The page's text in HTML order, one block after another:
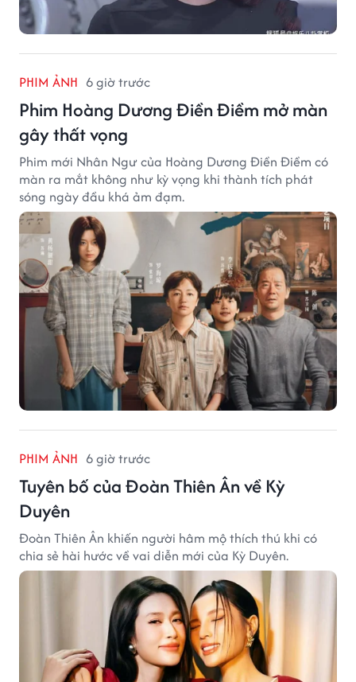
PHIM ẢNH 6 giờ trước
Phim Hoàng Dương Điền Điềm mở màn
gây thất vọng
Phim mới Nhân Ngư của Hoàng Dương Điền Điềm có
màn ra mắt không như kỳ vọng khi thành tích phát
sóng ngày đầu khá ảm đạm.
PHIM ẢNH 6 giờ trước
Tuyên bố của Đoàn Thiên Ân về Kỳ
Duyên
Đoàn Thiên Ân khiến người hâm mộ thích thú khi có
chia sẻ hài hước về vai diễn mới của Kỳ Duyên.